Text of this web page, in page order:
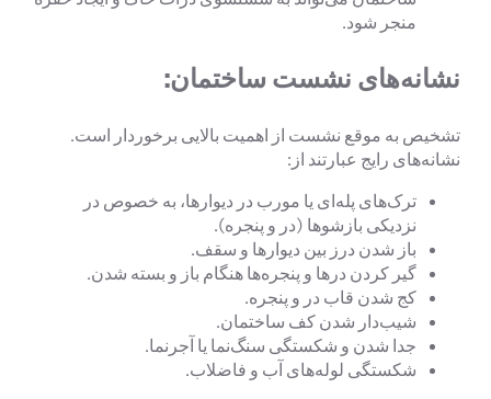
منجر شود.
نشانه‌های نشست ساختمان:
تشخیص به موقع نشست از اهمیت بالایی برخوردار است.
نشانه‌های رایج عبارتند از:
ترک‌های پله‌ای یا مورب در دیوارها، به خصوص در
نزدیکی بازشوها (در و پنجره).
باز شدن درز بین دیوارها و سقف.
گیر کردن درها و پنجره‌ها هنگام باز و بسته شدن.
کج شدن قاب در و پنجره.
شیب‌دار شدن کف ساختمان.
جدا شدن و شکستگی سنگ‌نما یا آجرنما.
شکستگی لوله‌های آب و فاضلاب.